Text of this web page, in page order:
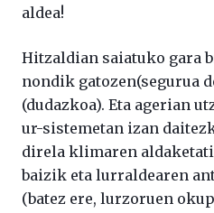
aldea!
Hitzaldian saiatuko gara
nondik gatozen(segurua
(dudazkoa). Eta agerian
ur-sistemetan izan
direla klimaren
baizik eta lurraldearen
(batez ere, lurzoruen